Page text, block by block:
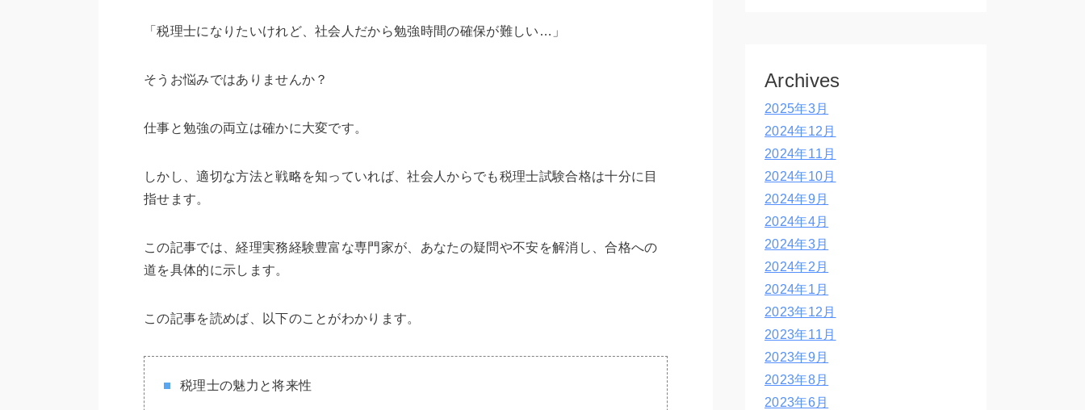
「税理士になりたいけれど、社会人だから勉強時間の確保が難しい…」
そうお悩みではありませんか？
仕事と勉強の両立は確かに大変です。
しかし、適切な方法と戦略を知っていれば、社会人からでも税理士試験合格は十分に目
指せます。
この記事では、経理実務経験豊富な専門家が、あなたの疑問や不安を解消し、合格への
道を具体的に示します。
この記事を読めば、以下のことがわかります。
税理士の魅力と将来性
Archives
2025年3月
2024年12月
2024年11月
2024年10月
2024年9月
2024年4月
2024年3月
2024年2月
2024年1月
2023年12月
2023年11月
2023年9月
2023年8月
2023年6月